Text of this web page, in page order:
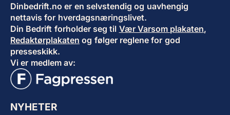
Dinbedrift.no er en selvstendig og uavhengig
nettavis for hverdagsnæringslivet.
Din Bedrift forholder seg til Vær Varsom plakaten,
Redaktørplakaten og følger reglene for god
presseskikk.
Vi er medlem av:
NYHETER